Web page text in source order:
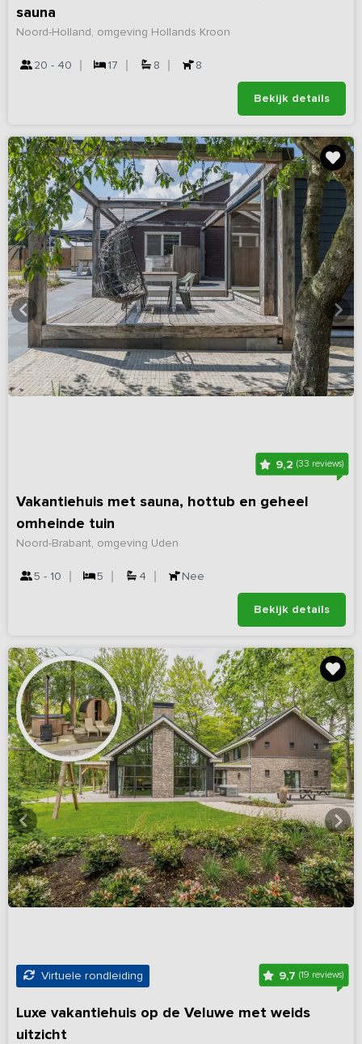
sauna
Noord-Holland, omgeving Hollands Kroon
20 - 40 17 8 8
Bekijk details
9,2 (33 reviews)
Vakantiehuis met sauna, hottub en geheel
omheinde tuin
Noord-Brabant, omgeving Uden
5 - 10 5 4 Nee
Bekijk details
Virtuele rondleiding 9,7(19 reviews)
Luxe vakantiehuis op de Veluwe met weids
uitzicht